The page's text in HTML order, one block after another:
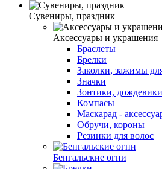
Сувениры, праздник
Аксессуары и украшения
Браслеты
Брелки
Заколки, зажимы
Значки
Зонтики, дождевики
Компасы
Маскарад -
Обручи, короны
Резинки для волос
Бенгальские огни